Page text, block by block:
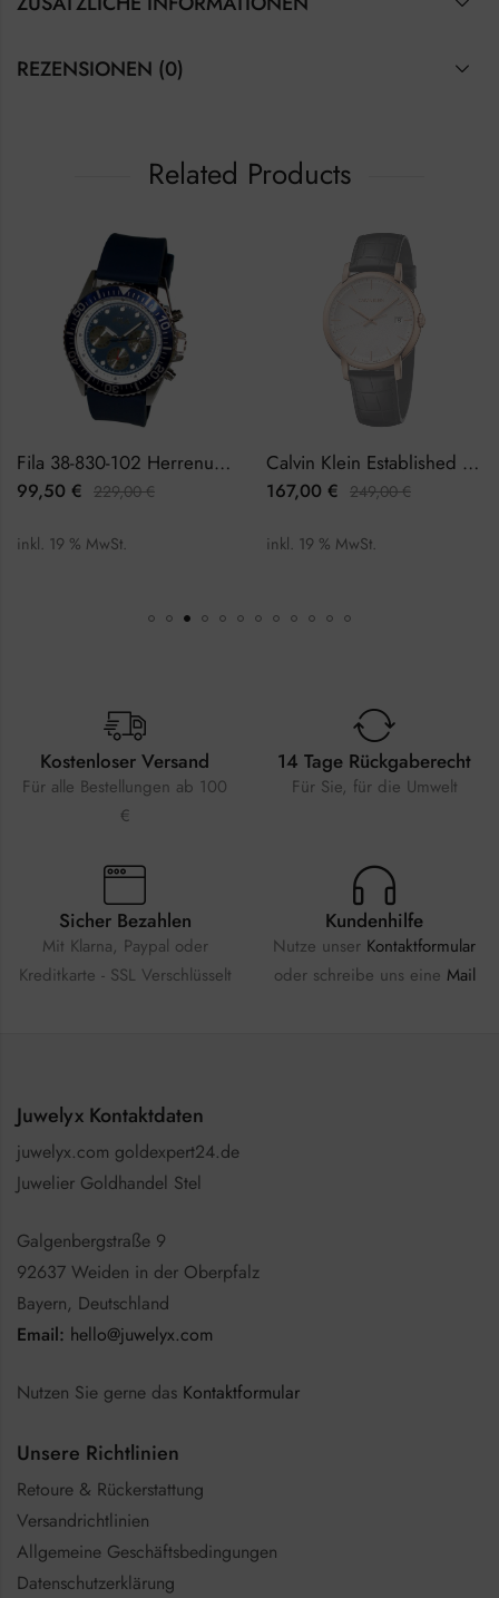
REZENSIONEN (0)
Related Products
Fila 38-830-102 Herrenuhr Chronograph
€ 229,00
MwSt.
Calvin Klein Established K9H216C6 Herrenuhr
€ 249,00
inkl. 19 % MwSt.
Kostenloser Versand
Für alle Bestellungen ab 100
€
14 Tage Rückgaberecht
Für Sie, für die Umwelt
Sicher Bezahlen
Mit Klarna, Paypal oder
Kreditkarte - SSL Verschlüsselt
Kundenhilfe
Nutze unser Kontaktformular
oder schreibe uns eine Mail
Juwelyx Kontaktdaten
juwelyx.com goldexpert24.de
Juwelier Goldhandel Stel
Galgenbergstraße 9
92637 Weiden in der Oberpfalz
Bayern, Deutschland
Email: hello@juwelyx.com
Nutzen Sie gerne das Kontaktformular
Unsere Richtlinien
Retoure & Rückerstattung
Versandrichtlinien
Allgemeine Geschäftsbedingungen
Datenschutzerklärung